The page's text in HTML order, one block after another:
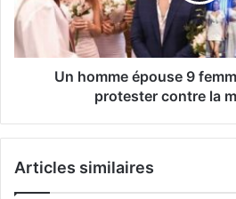
Un homme épouse 9
protester contre la
Articles similaires